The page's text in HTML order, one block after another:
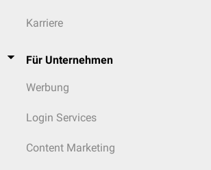
Karriere
Für Unternehmen
Werbung
Login Services
Content Marketing